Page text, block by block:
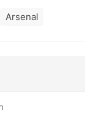
Arsenal